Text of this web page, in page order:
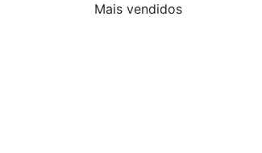
Mais vendidos